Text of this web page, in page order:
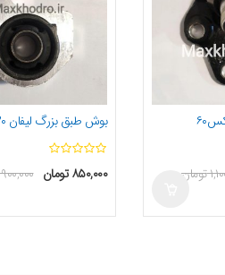
تومان
بوش طبق بزرگ لیفان ۵۲۰
۹۰۰,۰۰۰ ۸۵۰,۰۰۰ تومان